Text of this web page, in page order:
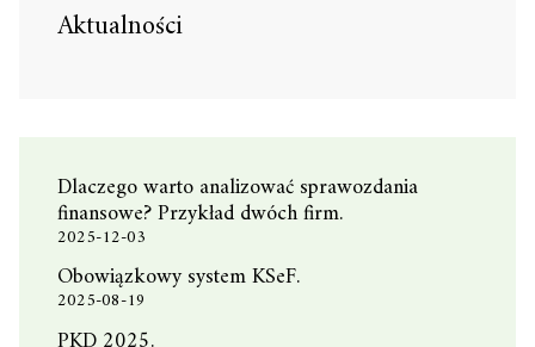
Aktualności
Dlaczego warto analizować sprawozdania
finansowe? Przykład dwóch firm.
2025-12-03
Obowiązkowy system KSeF.
2025-08-19